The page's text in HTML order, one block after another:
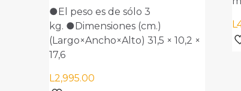
●El peso es de sólo 3
kg. ●Dimensiones (cm.)
(Largo×Ancho×Alto) 31,5 × 10,2 ×
17,6
L2,995.00
L